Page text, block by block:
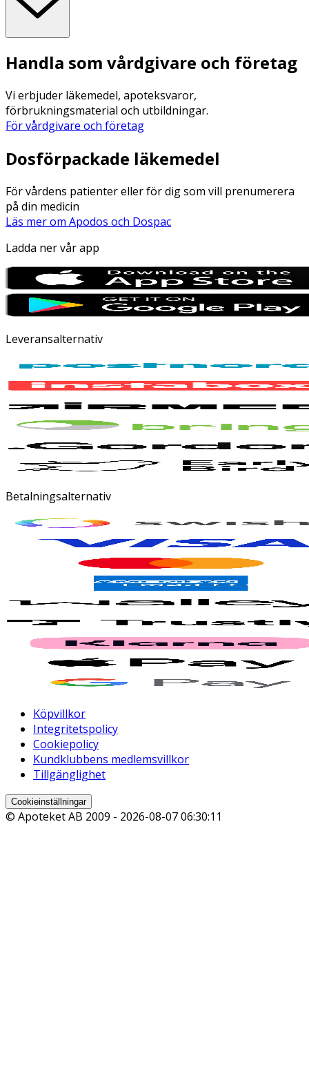
Handla som vårdgivare och företag
Vi erbjuder läkemedel, apoteksvaror,
förbrukningsmaterial och utbildningar.
För vårdgivare och företag
Dosförpackade läkemedel
För vårdens patienter eller för dig som vill prenumerera
på din medicin
Läs mer om Apodos och Dospac
Ladda ner vår app
Leveransalternativ
Betalningsalternativ
Köpvillkor
Integritetspolicy
Cookiepolicy
Kundklubbens medlemsvillkor
Tillgänglighet
Cookieinställningar
© Apoteket AB 2009 - 2026-08-07 06:30:11